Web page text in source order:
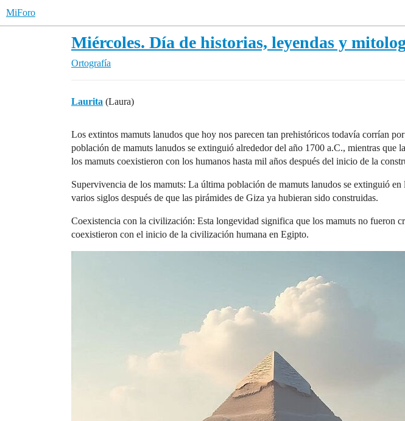
MiForo
Miércoles. Día de historias, leyendas y
Ortografía
Laurita (Laura)
Los extintos mamuts lanudos que hoy nos parecen tan prehistóricos todavía corrían
población de mamuts lanudos se extinguió alrededor del año 1700 a.C., mientras
los mamuts coexistieron con los humanos hasta mil años después del inicio de la
Supervivencia de los mamuts: La última población de mamuts lanudos se extinguió
varios siglos después de que las pirámides de Giza ya hubieran sido construidas.
Coexistencia con la civilización: Esta longevidad significa que los mamuts no fueron
coexistieron con el inicio de la civilización humana en Egipto.